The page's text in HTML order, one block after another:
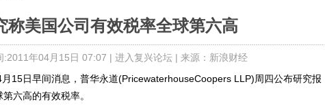
称美国公司有效税率全球第六高
:2011年04月15日 07:07 | 进入复兴论坛| 来源：新浪财经
日早间消息，普华永道(PricewaterhouseCoopers LLP)周四公布研究报
六高的有效税率。